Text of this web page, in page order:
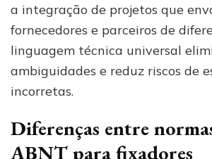
a integração de projetos que
fornecedores e parceiros de
linguagem técnica universal
ambiguidades e reduz riscos de
incorretas.
Diferenças entre
ABNT para fixadores